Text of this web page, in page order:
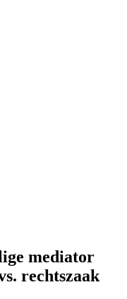
mediator
rechtszaak